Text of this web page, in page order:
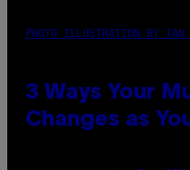
PHOTO ILLUSTRATION BY IAN
3 Ways Your
Changes as